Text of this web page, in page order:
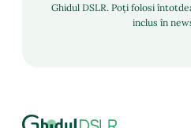
Ghidul DSLR. Poți folosi
inclus în